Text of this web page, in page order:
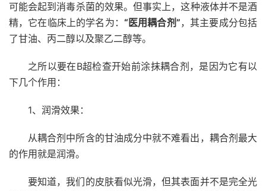
可能会起到消毒杀菌的效果。但事实上，这种液体并不是酒
精，它在临床上的学名为： “医用耦合剂”，其主要成分包括
了甘油、丙二醇以及聚乙二醇等。
之所以要在B超检查开始前涂抹耦合剂，是因为它有以
下几个作用：
1、润滑效果：
从耦合剂中所含的甘油成分中就不难看出，耦合剂最大
的作用就是润滑。
要知道，我们的皮肤看似光滑，但其表面并不是完全光